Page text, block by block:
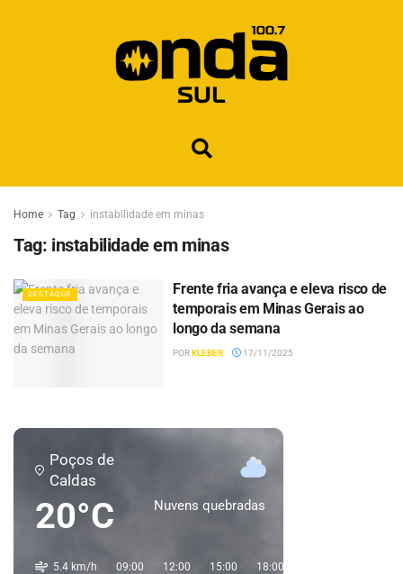
Home Tag instabilidade em minas
Tag: instabilidade em minas
DESTAQUE
Frente fria avança e eleva risco de
temporais em Minas Gerais ao
longo da semana
PORKLEBER 17/11/2025
Poços de
Caldas
20°C Nuvens quebradas
5.4 km/h 09:00 12:00 15:00 18:00